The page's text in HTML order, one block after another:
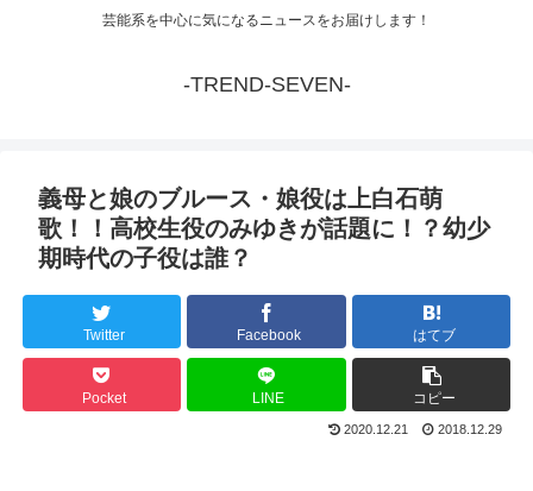
芸能系を中心に気になるニュースをお届けします！
-TREND-SEVEN-
義母と娘のブルース・娘役は上白石萌
歌！！高校生役のみゆきが話題に！？幼少
期時代の子役は誰？
Twitter Facebook はてブ
Pocket LINE コピー
2020.12.21 2018.12.29